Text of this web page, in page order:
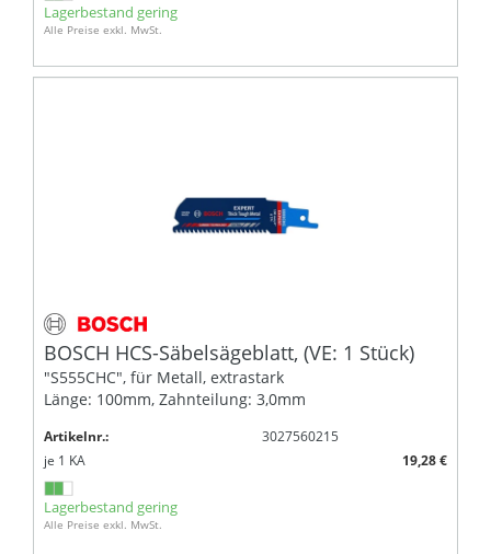
Lagerbestand gering
Alle Preise exkl. MwSt.
BOSCH HCS-Säbelsägeblatt, (VE: 1 Stück)
"S555CHC", für Metall, extrastark
Länge: 100mm, Zahnteilung: 3,0mm
Artikelnr.:
3027560215
je 1 KA 19,28 €
Lagerbestand gering
Alle Preise exkl. MwSt.